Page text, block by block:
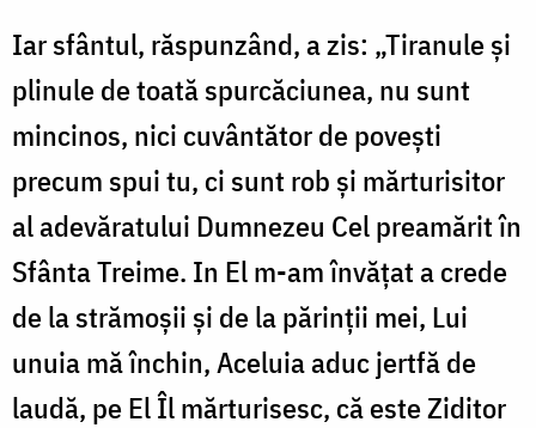
Iar sfântul, răspunzând, a zis: „Tiranule și
plinule de toată spur­căciunea, nu sunt
mincinos, nici cuvântător de povești
precum spui tu, ci sunt rob și mărturisitor
al adevăratului Dumnezeu Cel preamărit în
Sfânta Treime. In El m-am învățat a crede
de la strămoșii și de la părinții mei, Lui
unuia mă închin, Aceluia aduc jertfă de
laudă, pe El Îl mărturisesc, că este Ziditor